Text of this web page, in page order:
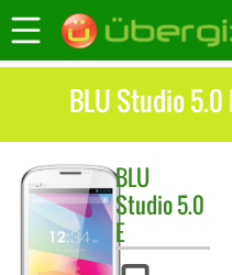
BLU Studio 5.0
BLU
Studio 5.0
E